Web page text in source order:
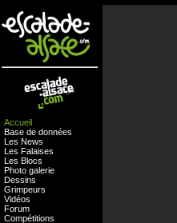
Accueil
Base de données
Les News
Les Falaises
Les Blocs
Photo galerie
Dessins
Grimpeurs
Vidéos
Forum
Compétitions